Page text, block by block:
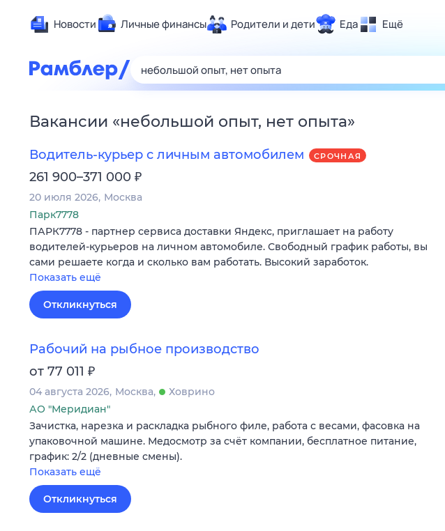
Новости Личные финансы Родители и дети Еда Ещё
Здоровье
Развлечения и отдых
Спорт
Карьера
Сберегаем вместе
Гороскопы
Вакансии «небольшой опыт, нет опыта»
Водитель-курьер с личным автомобилем СРОЧНАЯ
261 900–371 000 ₽
20 июля 2026 Москва
Парк7778
ПАРК7778 - партнер сервиса доставки Яндекс, приглашает на работу
водителей-курьеров на личном автомобиле. Свободный график работы, вы
сами решаете когда и сколько вам работать. Высокий заработок.
Показать ещё
Откликнуться
Рабочий на рыбное производство
от 77 011 ₽
04 августа 2026 Москва
Ховрино
АО "Меридиан"
Зачистка, нарезка и раскладка рыбного филе, работа с весами, фасовка на
упаковочной машине. Медосмотр за счёт компании, бесплатное питание,
график: 2/2 (дневные смены).
Показать ещё
Откликнуться